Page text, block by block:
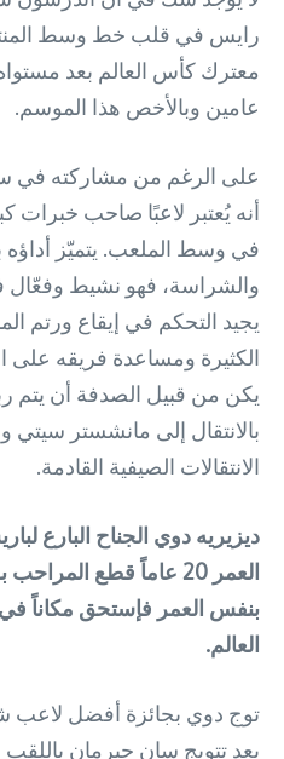
رايس في قلب خط وسط
معترك كأس العالم بعد مستواه
عامين وبالأخص هذا الموسم.
على الرغم من مشاركته في
أنه يُعتبر لاعبًا صاحب خبرات
في وسط الملعب. يتميّز أداؤه
والشراسة، فهو نشيط وفعّال
يجيد التحكم في إيقاع ورتم
الكثيرة ومساعدة فريقه على
يكن من قبيل الصدفة أن يتم
بالانتقال إلى مانشستر سيتي
الانتقالات الصيفية القادمة.
ديزيريه دوي الجناح البارع
العمر 20 عاماً قطع
بنفس العمر فإستحق مكاناً
العالم.
توج دوي بجائزة أفضل لاعب
بعد تتويج سان جيرمان